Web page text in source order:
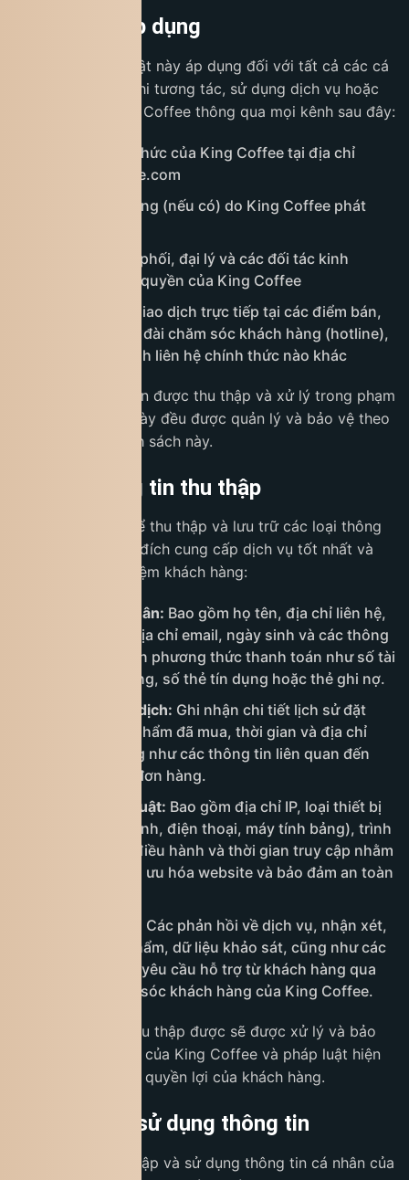
2. Phạm vi áp dụng
Chính sách bảo mật này áp dụng đối với tất cả các cá
nhân và tổ chức khi tương tác, sử dụng dịch vụ hoặc
giao dịch với King Coffee thông qua mọi kênh sau đây:
Website chính thức của King Coffee tại địa chỉ
www.kingcoffee.com
Ứng dụng di động (nếu có) do King Coffee phát
Hệ thống phân phối, đại lý và các đối tác kinh
doanh được ủy quyền của King Coffee
Các hình thức giao dịch trực tiếp tại các điểm bán,
qua email, tổng đài chăm sóc khách hàng (hotline),
hoặc bất kỳ kênh liên hệ chính thức nào khác
Mọi dữ liệu cá nhân được thu thập và xử lý trong phạm
vi các tương tác này đều được quản lý và bảo vệ theo
quy định của chính sách này.
3. Loại thông tin thu thập
King Coffee có thể thu thập và lưu trữ các loại thông
tin sau nhằm mục đích cung cấp dịch vụ tốt nhất và
nâng cao trải nghiệm khách hàng:
Thông tin cá nhân: Bao gồm họ tên, địa chỉ liên hệ,
số điện thoại, địa chỉ email, ngày sinh và các thông
tin liên quan đến phương thức thanh toán như số tài
khoản ngân hàng, số thẻ tín dụng hoặc thẻ ghi nợ.
Thông tin giao dịch: Ghi nhận chi tiết lịch sử đặt
hàng, các sản phẩm đã mua, thời gian và địa chỉ
giao hàng, cũng như các thông tin liên quan đến
quá trình xử lý đơn hàng.
Thông tin kỹ thuật: Bao gồm địa chỉ IP, loại thiết bị
sử dụng (máy tính, điện thoại, máy tính bảng), trình
duyệt web, hệ điều hành và thời gian truy cập nhằm
phục vụ việc tối ưu hóa website và bảo đảm an toàn
Các phản hồi về dịch vụ, nhận xét,
đánh giá sản phẩm, dữ liệu khảo sát, cũng như các
tương tác hoặc yêu cầu hỗ trợ từ khách hàng qua
các kênh chăm sóc khách hàng của King Coffee.
Tất cả thông tin thu thập được sẽ được xử lý và bảo
mật theo quy định của King Coffee và pháp luật hiện
hành nhằm bảo vệ quyền lợi của khách hàng.
4. Mục đích sử dụng thông tin
King Coffee thu thập và sử dụng thông tin cá nhân của